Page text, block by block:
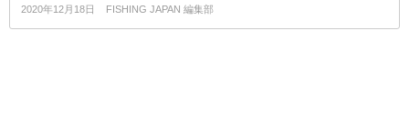
2020年12月18日 FISHING JAPAN 編集部